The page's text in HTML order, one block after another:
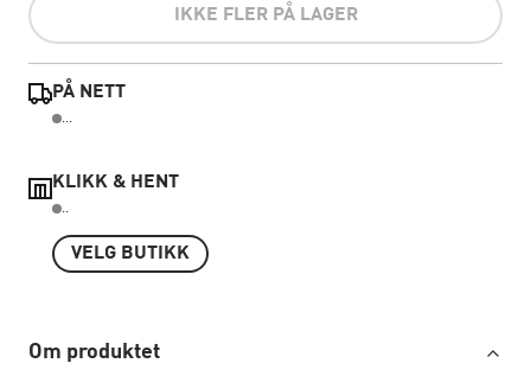
IKKE FLER PÅ LAGER
PÅ NETT
...
KLIKK & HENT
..
VELG BUTIKK
Om produktet